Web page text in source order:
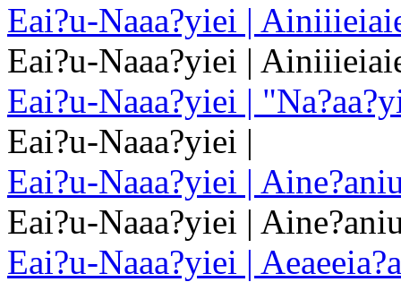
Eai?u-Naaa?yiei |
Eai?u-Naaa?yiei |
Eai?u-Naaa?yiei |
Eai?u-Naaa?yiei |
Eai?u-Naaa?yiei |
Eai?u-Naaa?yiei |
Eai?u-Naaa?yiei |